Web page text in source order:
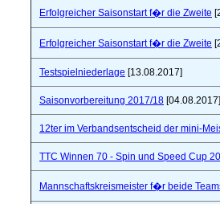
Erfolgreicher Saisonstart f�r die Zweite
Erfolgreicher Saisonstart f�r die Zweite
Testspielniederlage [13.08.2017]
Saisonvorbereitung 2017/18 [04.08.2017]
12ter im Verbandsentscheid der mini-
TTC Winnen 70 - Spin und Speed Cup
Mannschaftskreismeister f�r beide